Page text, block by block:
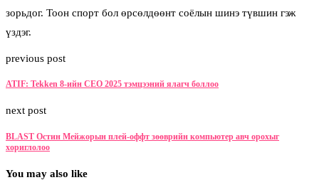
зорьдог. Тоон спорт бол өрсөлдөөнт соёлын шинэ түвшин гэж
үздэг.
previous post
ATIF: Tekken 8-ийн CEO 2025 тэмцээний ялагч боллоо
next post
BLAST Остин Мейжорын плей-оффт зөөврийн компьютер авч орохыг
хориглолоо
You may also like